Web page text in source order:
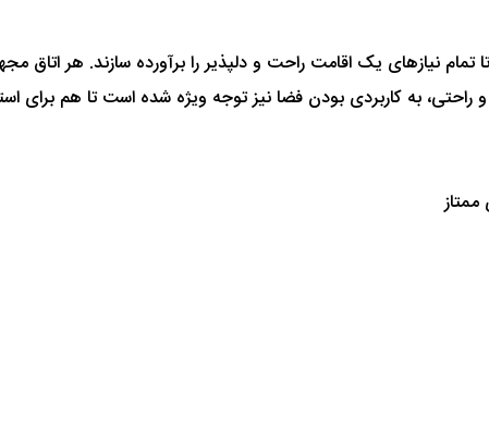
نیازهای یک اقامت راحت و دلپذیر را برآورده سازند. هر اتاق
و راحتی، به کاربردی بودن فضا نیز توجه ویژه شده است تا هم برای